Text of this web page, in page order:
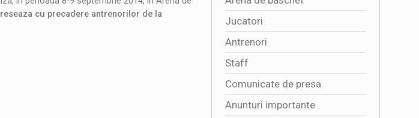
cu precadere antrenorilor de la
Jucatori
Antrenori
Staff
Comunicate de presa
Anunturi importante